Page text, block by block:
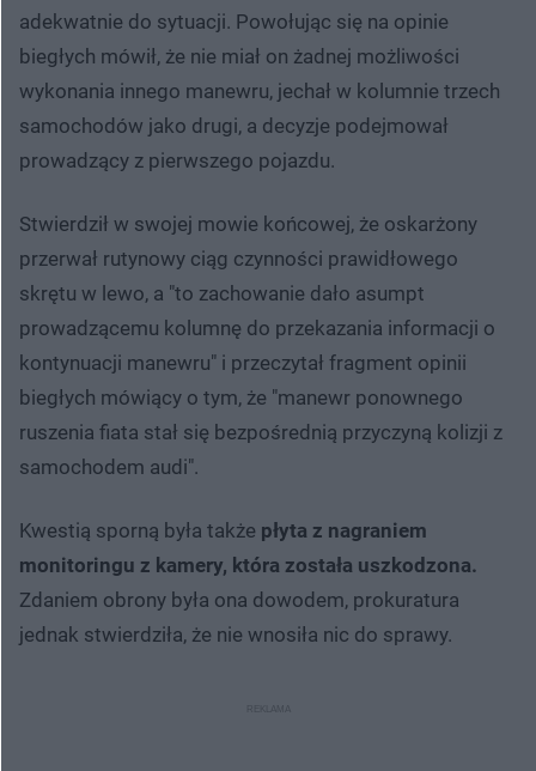
adekwatnie do sytuacji. Powołując się na opinie
biegłych mówił, że nie miał on żadnej możliwości
wykonania innego manewru, jechał w kolumnie trzech
samochodów jako drugi, a decyzje podejmował
prowadzący z pierwszego pojazdu.
Stwierdził w swojej mowie końcowej, że oskarżony
przerwał rutynowy ciąg czynności prawidłowego
skrętu w lewo, a "to zachowanie dało asumpt
prowadzącemu kolumnę do przekazania informacji o
kontynuacji manewru" i przeczytał fragment opinii
biegłych mówiący o tym, że "manewr ponownego
ruszenia fiata stał się bezpośrednią przyczyną kolizji z
samochodem audi".
Kwestią sporną była także płyta z nagraniem
monitoringu z kamery, która została uszkodzona.
Zdaniem obrony była ona dowodem, prokuratura
jednak stwierdziła, że nie wnosiła nic do sprawy.